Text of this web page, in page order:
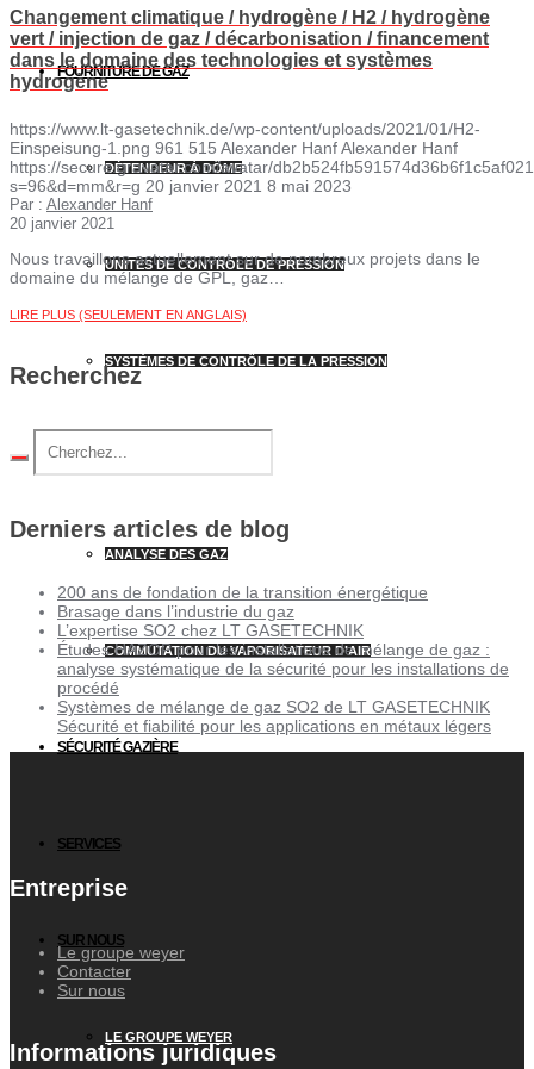
FOURNITURE DE GAZ
DÉTENDEUR À DÔME
UNITÉS DE CONTRÔLE DE PRESSION
SYSTÈMES DE CONTRÔLE DE LA PRESSION
TECHNOLOGIE MCRE
ANALYSE DES GAZ
COMMUTATION DU VAPORISATEUR D’AIR
SÉCURITÉ GAZIÈRE
SERVICES
SUR NOUS
LE GROUPE WEYER
Changement climatique / hydrogène / H2 / hydrogène
vert / injection de gaz / décarbonisation / financement
dans le domaine des technologies et systèmes
hydrogène
https://www.lt-gasetechnik.de/wp-content/uploads/2021/01/H2-
Einspeisung-1.png 961 515 Alexander HanfAlexander Hanf
https://secure.gravatar.com/avatar/
s=96&d=mm&r=g 20 janvier 2021 8 mai 2023
Par : Alexander Hanf
20 janvier 2021
Nous travaillons actuellement sur de nombreux projets dans le
domaine du mélange de GPL, gaz…
LIRE PLUS (SEULEMENT EN ANGLAIS)
Recherchez
Derniers articles de blog
200 ans de fondation de la transition énergétique
Brasage dans l’industrie du gaz
L’expertise SO2 chez LT GASETECHNIK
Études HAZOP pour les installations de mélange de gaz :
analyse systématique de la sécurité pour les installations de
procédé
Systèmes de mélange de gaz SO2 de LT GASETECHNIK
Sécurité et fiabilité pour les applications en métaux légers
Entreprise
Le groupe weyer
Contacter
Sur nous
Informations juridiques